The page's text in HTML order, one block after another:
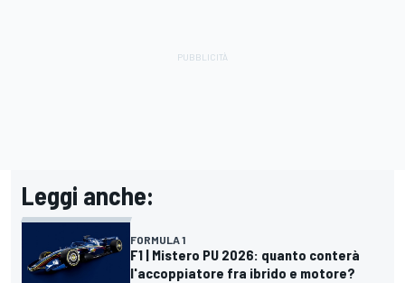
Leggi anche:
FORMULA 1
F1 | Mistero PU 2026: quanto conterà
l'accoppiatore fra ibrido e motore?